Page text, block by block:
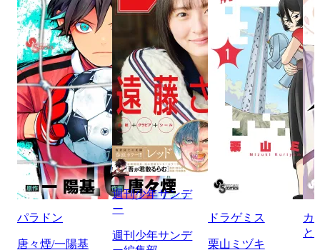
パラドン
唐々煙/一陽基
週刊少年サンデ
ー
週刊少年サンデ
ドラゲミス
栗山ミヅキ
カ
と